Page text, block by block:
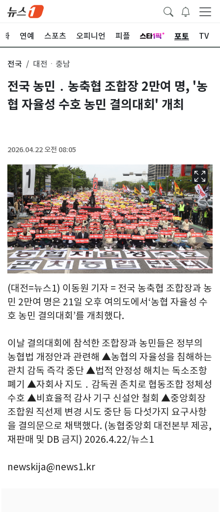
화 연예 스포츠 오피니언 피플 포토 TV
전국 대전ㆍ충남
전국 농민 ․ 농축협 조합장 2만여 명, '농
협 자율성 수호 농민 결의대회' 개최
2026.04.22 오전 08:05
(대전=뉴스1) 이동원 기자 = 전국 농축협 조합장과 농
민 2만여 명은 21일 오후 여의도에서‘농협 자율성 수
호 농민 결의대회’를 개최했다.
이날 결의대회에 참석한 조합장과 농민들은 정부의
농협법 개정안과 관련해 ▲농협의 자율성을 침해하는
관치 감독 즉각 중단 ▲법적 안정성 해치는 독소조항
폐기 ▲자회사 지도 ․ 감독권 존치로 협동조합 정체성
수호 ▲비효율적 감사 기구 신설안 철회 ▲중앙회장
조합원 직선제 변경 시도 중단 등 다섯가지 요구사항
을 결의문으로 채택했다. (농협중앙회 대전본부 제공,
재판매 및 DB 금지) 2026.4.22/뉴스1
newskija@news1.kr